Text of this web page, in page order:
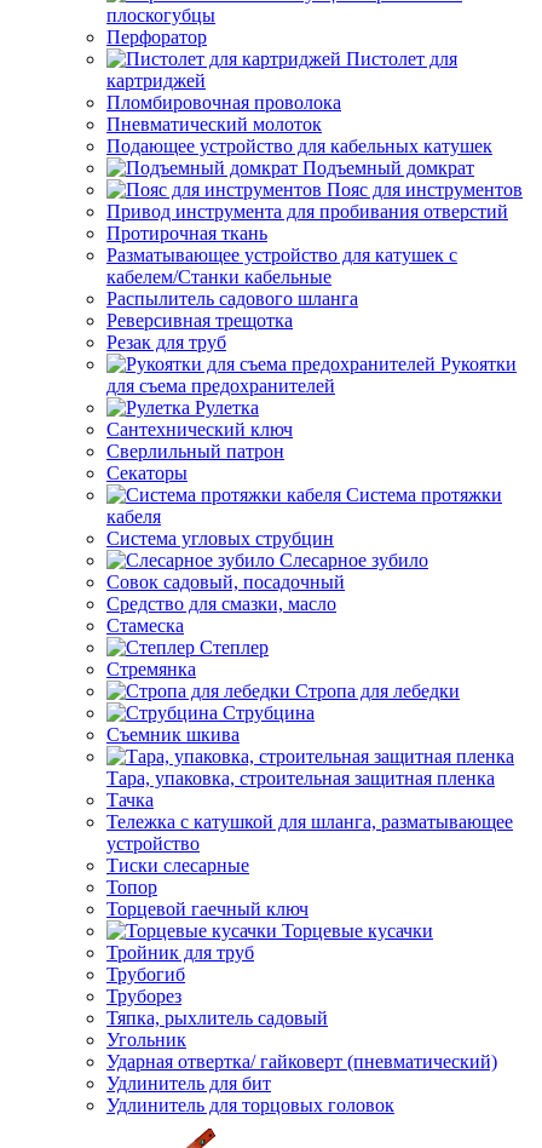
плоскогубцы
Перфоратор
Пистолет для
картриджей
Пломбировочная проволока
Пневматический молоток
Подающее устройство для кабельных катушек
Подъемный домкрат
Пояс для инструментов
Привод инструмента для пробивания отверстий
Протирочная ткань
Разматывающее устройство для катушек с
кабелем/Станки кабельные
Распылитель садового шланга
Реверсивная трещотка
Резак для труб
Рукоятки
для съема предохранителей
Рулетка
Сантехнический ключ
Сверлильный патрон
Секаторы
Система протяжки
кабеля
Система угловых струбцин
Слесарное зубило
Совок садовый, посадочный
Средство для смазки, масло
Стамеска
Степлер
Стремянка
Стропа для лебедки
Струбцина
Съемник шкива
Тара, упаковка, строительная защитная пленка
Тачка
Тележка с катушкой для шланга, разматывающее
устройство
Тиски слесарные
Топор
Торцевой гаечный ключ
Торцевые кусачки
Тройник для труб
Трубогиб
Труборез
Тяпка, рыхлитель садовый
Угольник
Ударная отвертка/ гайковерт (пневматический)
Удлинитель для бит
Удлинитель для торцовых головок